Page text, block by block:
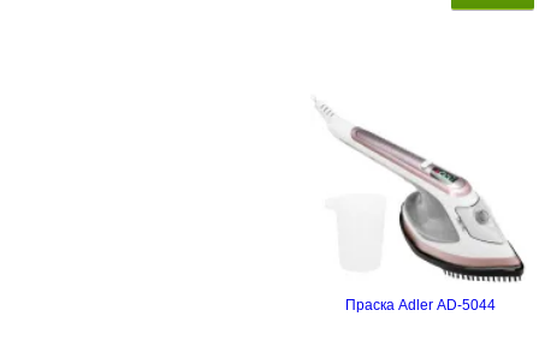
Праска Adler AD-5044